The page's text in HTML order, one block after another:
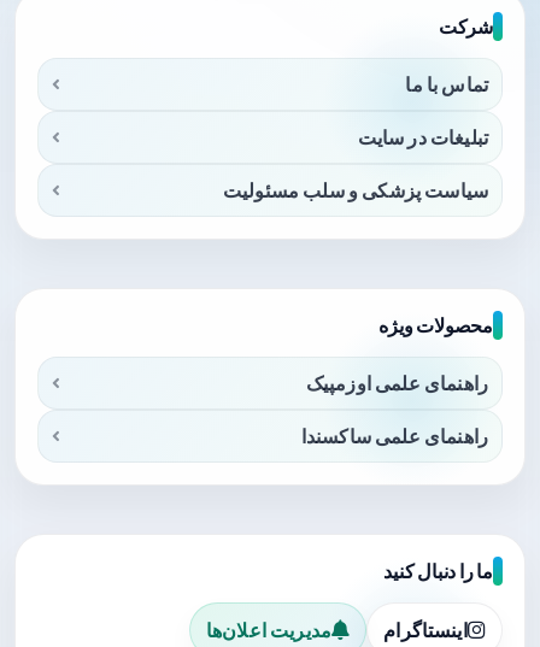
شرکت
تماس با ما
تبلیغات در سایت
سیاست پزشکی و سلب مسئولیت
محصولات ویژه
راهنمای علمی اوزمپیک
راهنمای علمی ساکسندا
ما را دنبال کنید
اینستاگرام مدیریت اعلان‌ها